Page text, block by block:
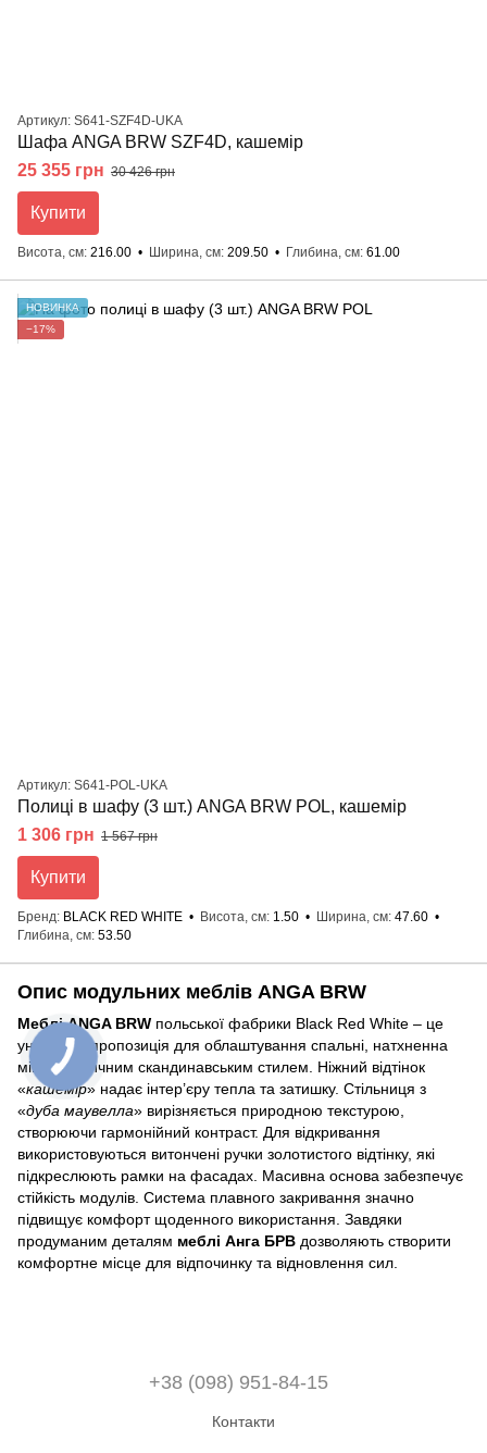
Артикул: S641-SZF4D-UKA
Шафа ANGA BRW SZF4D, кашемір
25 355 грн 30 426 грн
Купити
Висота, см 216.00 Ширина, см 209.50 Глибина, см 61.00
НОВИНКА
−17%
Артикул: S641-POL-UKA
Полиці в шафу (3 шт.) ANGA BRW POL, кашемір
1 306 грн 1 567 грн
Купити
Бренд BLACK RED WHITE Висота, см 1.50 Ширина, см 47.60
Глибина, см 53.50
Опис модульних меблів ANGA BRW
Меблі ANGA BRW польської фабрики Black Red White – це
унікальна пропозиція для облаштування спальні, натхненна
мінімалістичним скандинавським стилем. Ніжний відтінок
«кашемір» надає інтер’єру тепла та затишку. Стільниця з
«дуба маувелла» вирізняється природною текстурою,
створюючи гармонійний контраст. Для відкривання
використовуються витончені ручки золотистого відтінку, які
підкреслюють рамки на фасадах. Масивна основа забезпечує
стійкість модулів. Система плавного закривання значно
підвищує комфорт щоденного використання. Завдяки
продуманим деталям меблі Анга БРВ дозволяють створити
комфортне місце для відпочинку та відновлення сил.
+38 (098) 951-84-15
Контакти